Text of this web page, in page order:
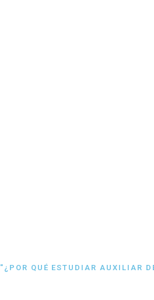
"¿POR QUÉ ESTUDIAR AUXILIAR